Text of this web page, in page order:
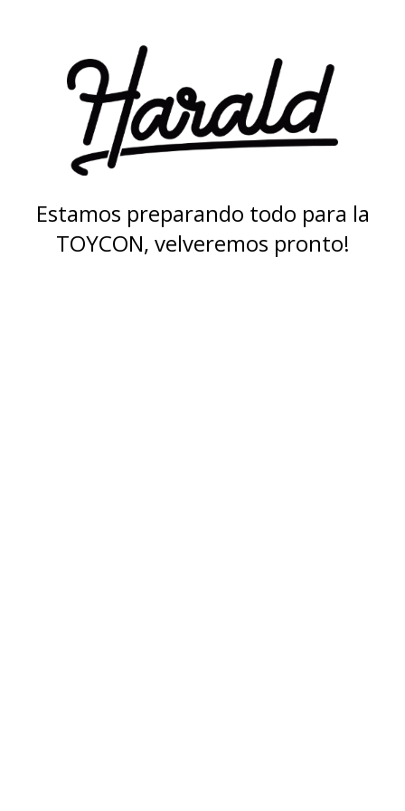
Estamos preparando todo para la
TOYCON, velveremos pronto!